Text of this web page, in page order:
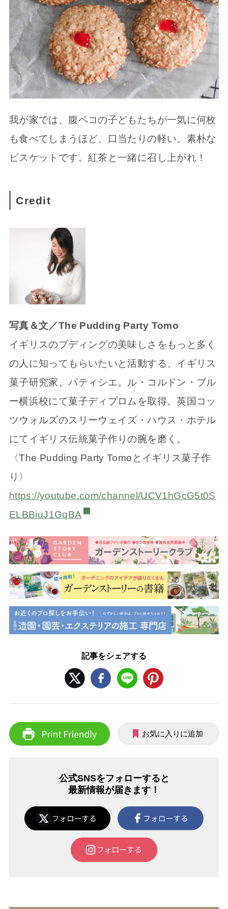
我が家では、腹ペコの子どもたちが一気に何枚
も食べてしまうほど、口当たりの軽い、素朴な
ビスケットです。紅茶と一緒に召し上がれ！
Credit
写真＆文／The Pudding Party Tomo
イギリスのプディングの美味しさをもっと多く
の人に知ってもらいたいと活動する、イギリス
菓子研究家、パティシエ。ル・コルドン・ブル
ー横浜校にて菓子ディプロムを取得。英国コッ
ツウォルズのスリーウェイズ・ハウス・ホテル
にてイギリス伝統菓子作りの腕を磨く。
〈The Pudding Party Tomoとイギリス菓子作
り〉
https://youtube.com/channel/UCV1hGcG5t0S
ELBBiuJ1GqBA
記事をシェアする
お気に入りに追加
公式SNSをフォローすると
最新情報が届きます！